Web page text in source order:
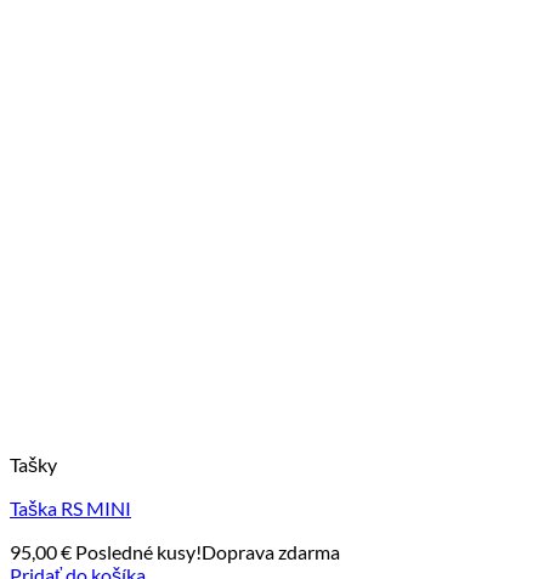
Tašky
Taška RS MINI
95,00€ Posledné kusy!Doprava zdarma